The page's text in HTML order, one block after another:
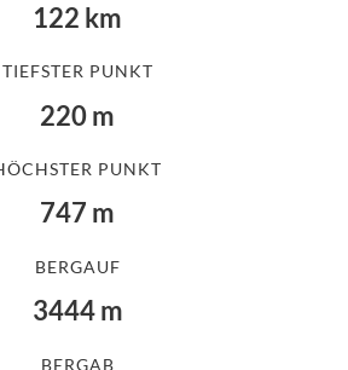
122 km
TIEFSTER PUNKT
220m
PUNKT
747 m
BERGAUF
3444m
BERGAB